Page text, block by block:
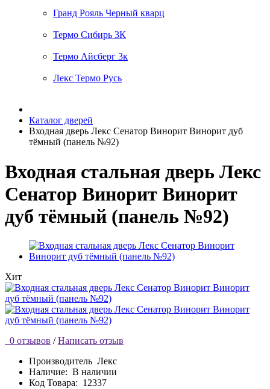
Гранд Рояль Черный кварц
Термо Сибирь 3К
Термо Айсберг 3к
Лекс Термо Русь
Каталог дверей
Входная дверь Лекс Сенатор Винорит Винорит дуб
тёмный (панель №92)
Входная стальная дверь Лекс
Сенатор Винорит Винорит
дуб тёмный (панель №92)
Хит
0 отзывов / Написать отзыв
Производитель Лекс
Наличие: В наличии
Код Товара: 12337